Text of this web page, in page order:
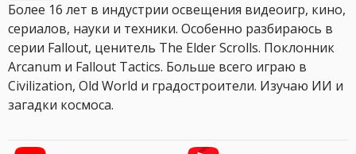
Более 16 лет в индустрии освещения видеоигр, кино,
сериалов, науки и техники. Особенно разбираюсь в
серии Fallout, ценитель The Elder Scrolls. Поклонник
Arcanum и Fallout Tactics. Больше всего играю в
Civilization, Old World и градостроители. Изучаю ИИ и
загадки космоса.